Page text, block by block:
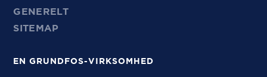
GENERELT
SITEMAP
EN GRUNDFOS-VIRKSOMHED